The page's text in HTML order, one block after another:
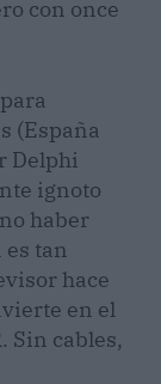
con once
(España
Delphi
ignoto
haber
es tan
hace
en el
Sin cables,